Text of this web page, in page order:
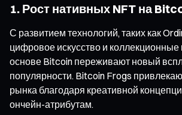
1. Рост нативных NFT на
С развитием технологий, таких как
цифровое искусство и
основе Bitcoin переживают новый
популярности. Bitcoin Frogs
рынка благодаря креативной
ончейн-атрибутам.